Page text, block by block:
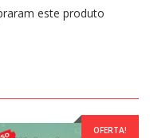
este produto
OFERTA!